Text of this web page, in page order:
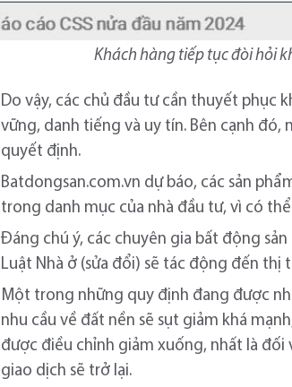
Khách hàng tiếp tục đòi hỏi
Do vậy, các chủ đầu tư cần thuyết phục
vững, danh tiếng và uy tín. Bên cạnh đó,
quyết định.
Batdongsan.com.vn dự báo, các sản
trong danh mục của nhà đầu tư, vì có
Đáng chú ý, các chuyên gia bất động
Luật Nhà ở (sửa đổi) sẽ tác động đến thị
Một trong những quy định đang được
nhu cầu về đất nền sẽ sụt giảm khá
được điều chỉnh giảm xuống, nhất là
giao dịch sẽ trở lại.